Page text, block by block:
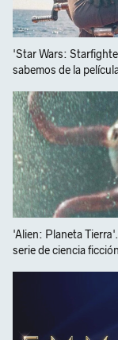
'Star Wars:
sabemos de la
'Alien: Planeta
serie de ciencia